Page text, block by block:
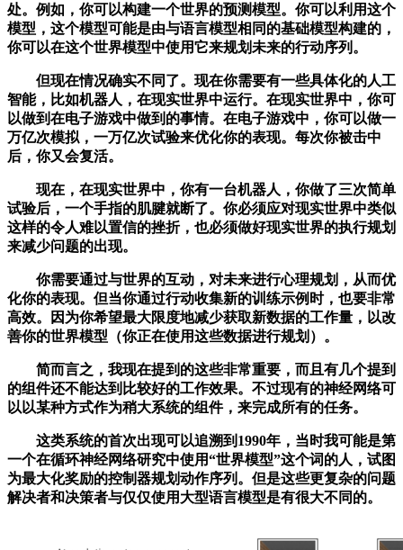
处。例如，你可以构建一个世界的预测模型。你可以利用这个
模型，这个模型可能是由与语言模型相同的基础模型构建的，
你可以在这个世界模型中使用它来规划未来的行动序列。
但现在情况确实不同了。现在你需要有一些具体化的人工
智能，比如机器人，在现实世界中运行。在现实世界中，你可
以做到在电子游戏中做到的事情。在电子游戏中，你可以做一
万亿次模拟，一万亿次试验来优化你的表现。每次你被击中
后，你又会复活。
现在，在现实世界中，你有一台机器人，你做了三次简单
试验后，一个手指的肌腱就断了。你必须应对现实世界中类似
这样的令人难以置信的挫折，也必须做好现实世界的执行规划
来减少问题的出现。
你需要通过与世界的互动，对未来进行心理规划，从而优
化你的表现。但当你通过行动收集新的训练示例时，也要非常
高效。因为你希望最大限度地减少获取新数据的工作量，以改
善你的世界模型（你正在使用这些数据进行规划）。
简而言之，我现在提到的这些非常重要，而且有几个提到
的组件还不能达到比较好的工作效果。不过现有的神经网络可
以以某种方式作为稍大系统的组件，来完成所有的任务。
这类系统的首次出现可以追溯到1990年，当时我可能是第
一个在循环神经网络研究中使用“世界模型”这个词的人，试图
为最大化奖励的控制器规划动作序列。但是这些更复杂的问题
解决者和决策者与仅仅使用大型语言模型是有很大不同的。